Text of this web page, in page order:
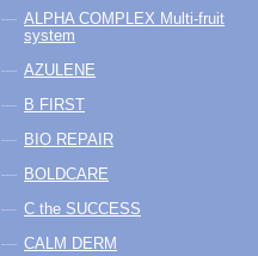
ALPHA COMPLEX Multi-fruit
system
AZULENE
B FIRST
BIO REPAIR
BOLDCARE
C the SUCCESS
CALM DERM